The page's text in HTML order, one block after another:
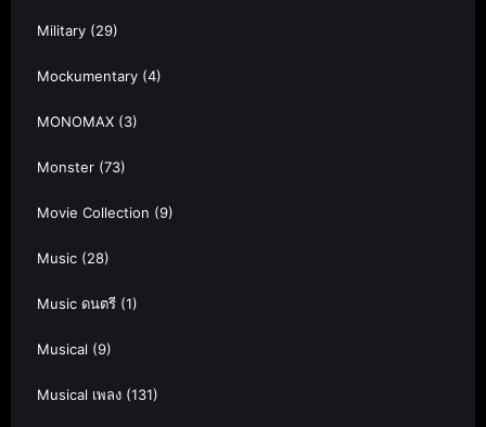
Military (29)
Mockumentary (4)
MONOMAX (3)
Monster (73)
Movie Collection (9)
Music (28)
Music ดนตรี (1)
Musical (9)
Musical เพลง (131)